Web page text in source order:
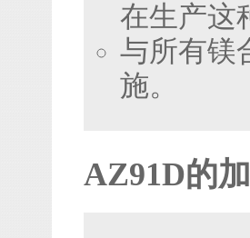
在生产这
与所有镁
施。
AZ91D的